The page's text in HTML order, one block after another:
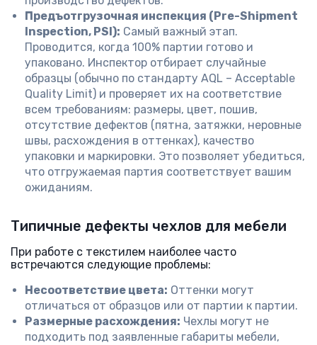
Предъотгрузочная инспекция (Pre-Shipment
Inspection, PSI): Самый важный этап.
Проводится, когда 100% партии готово и
упаковано. Инспектор отбирает случайные
образцы (обычно по стандарту AQL – Acceptable
Quality Limit) и проверяет их на соответствие
всем требованиям: размеры, цвет, пошив,
отсутствие дефектов (пятна, затяжки, неровные
швы, расхождения в оттенках), качество
упаковки и маркировки. Это позволяет убедиться,
что отгружаемая партия соответствует вашим
ожиданиям.
Типичные дефекты чехлов для мебели
При работе с текстилем наиболее часто
встречаются следующие проблемы:
Несоответствие цвета: Оттенки могут
отличаться от образцов или от партии к партии.
Размерные расхождения: Чехлы могут не
подходить под заявленные габариты мебели,